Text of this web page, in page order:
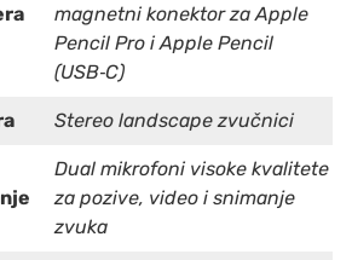
magnetni konektor za Apple
Pencil Pro i Apple Pencil
(USB‑C)
Stereo landscape zvučnici
Dual mikrofoni visoke kvalitete
za pozive, video i snimanje
zvuka